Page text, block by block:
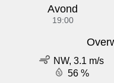
Avond
19:00
NW, 3.1 m/s
56 %